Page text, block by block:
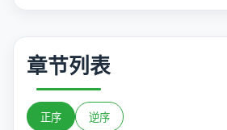
章节列表
正序 逆序